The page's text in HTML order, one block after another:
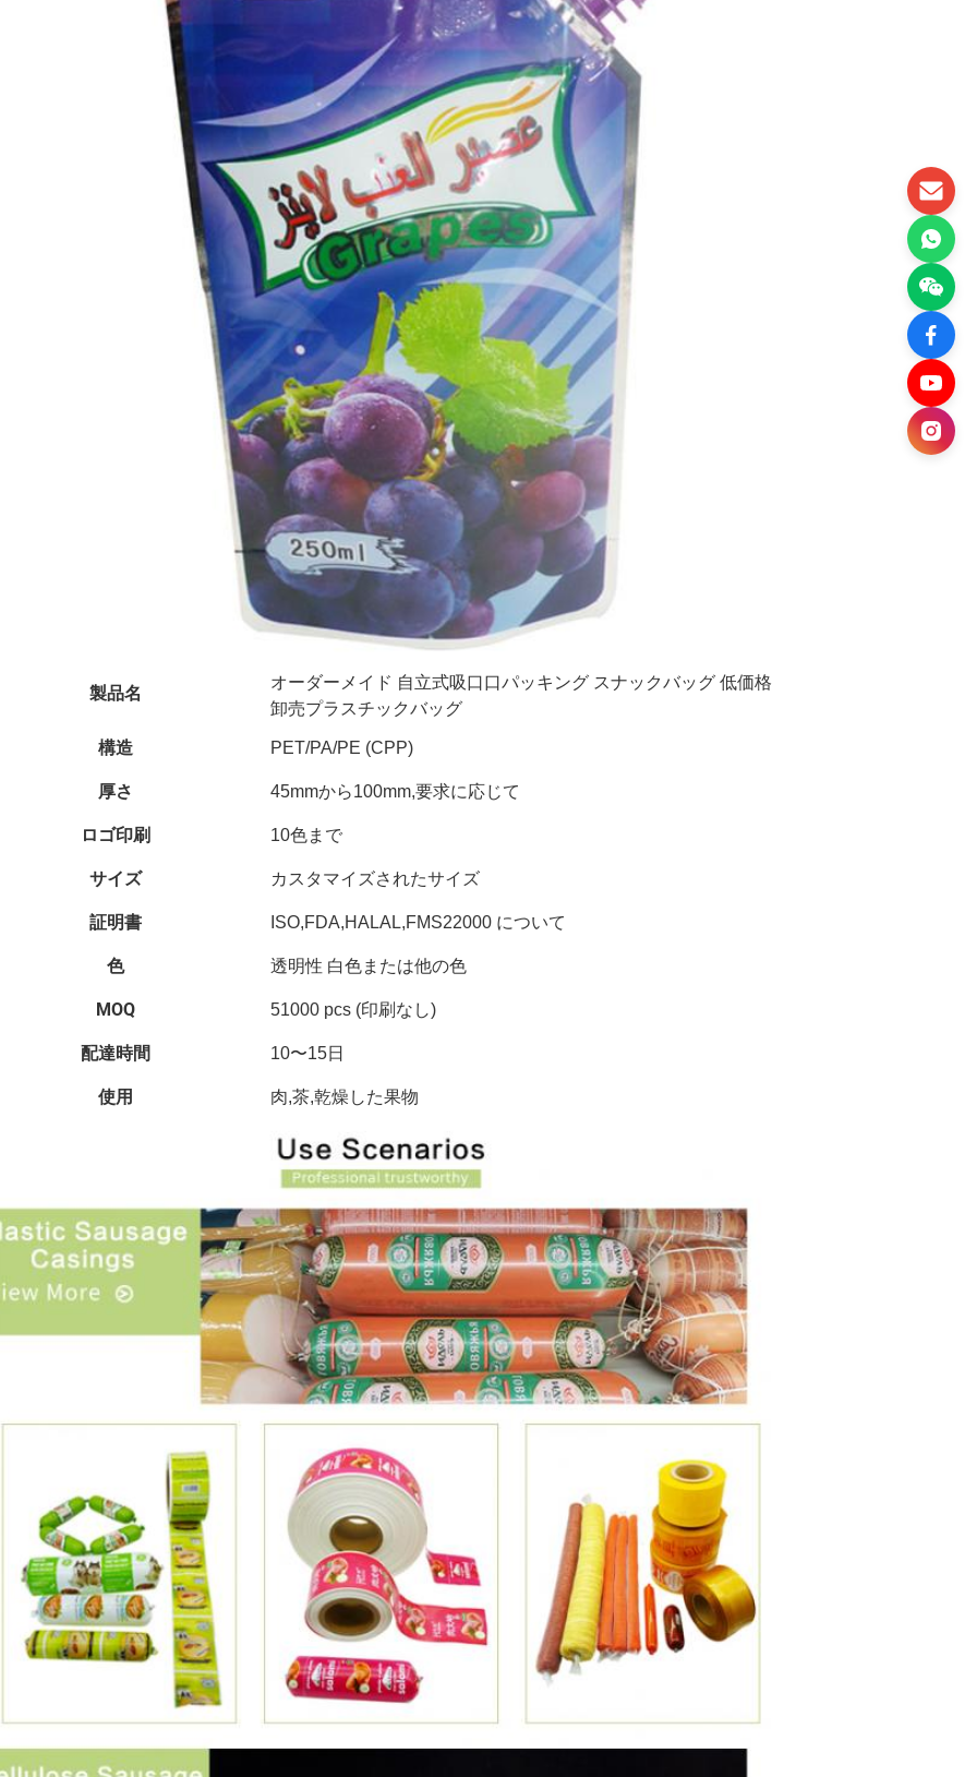
製品名
オーダーメイド 自立式吸口口パッキング スナックバッグ 低価格
卸売プラスチックバッグ
構造 PET/PA/PE (CPP)
厚さ 45mmから100mm,要求に応じて
ロゴ印刷 10色まで
サイズ カスタマイズされたサイズ
証明書 ISO,FDA,HALAL,FMS22000 について
色 透明性 白色または他の色
MOQ 51000 pcs (印刷なし)
配達時間 10〜15日
使用 肉,茶,乾燥した果物